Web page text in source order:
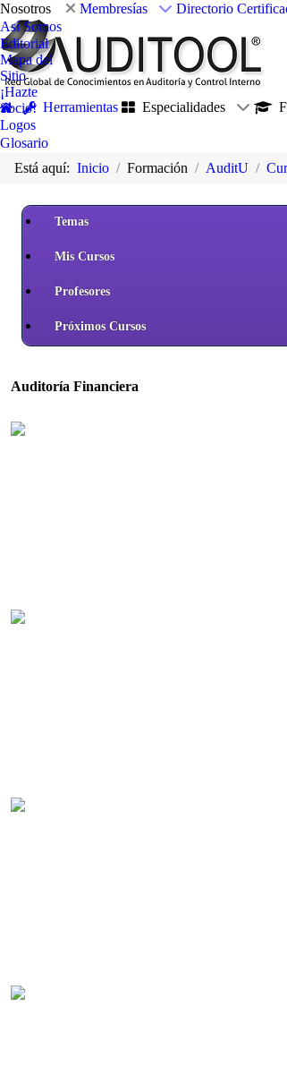
Nosotros
Así Somos
Editorial
Mapa del
Sitio
¡Hazte
Socio!
Logos
Glosario
Membresías Directorio
Herramientas Especialidades
Está aquí: Inicio Formación AuditU
Temas
Mis Cursos
Profesores
Próximos Cursos
Auditoría Financiera